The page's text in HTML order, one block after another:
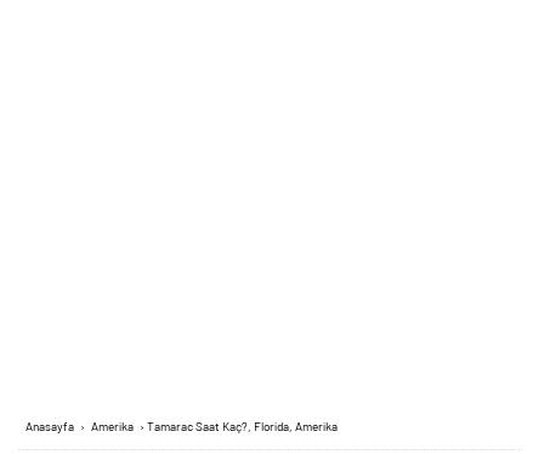
Anasayfa › Amerika › Tamarac Saat Kaç?, Florida, Amerika